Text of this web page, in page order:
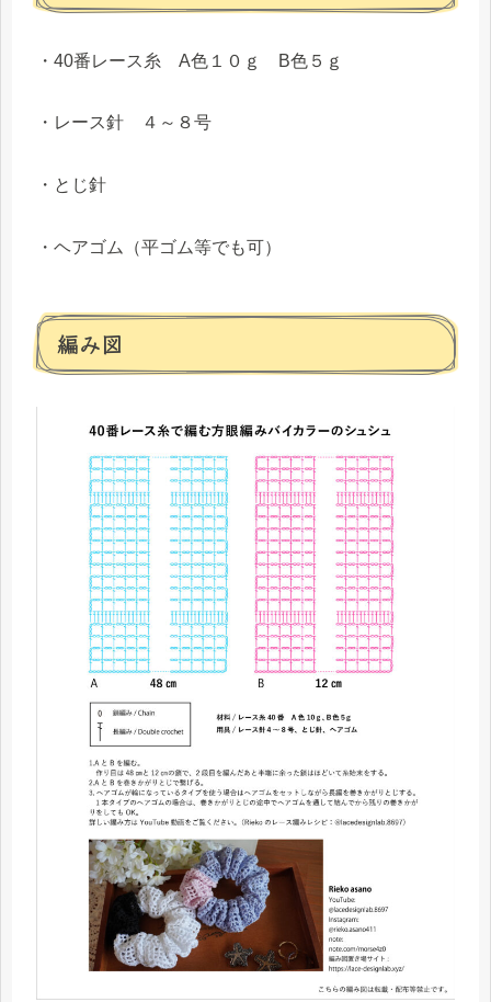
・40番レース糸 A色１０ｇ B色５ｇ
・レース針 ４～８号
・とじ針
・ヘアゴム（平ゴム等でも可）
編み図